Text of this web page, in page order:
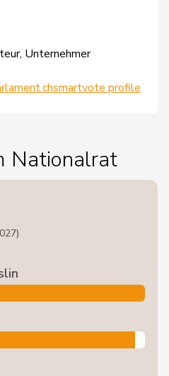
Unternehmer
smartvote profile
Nationalrat